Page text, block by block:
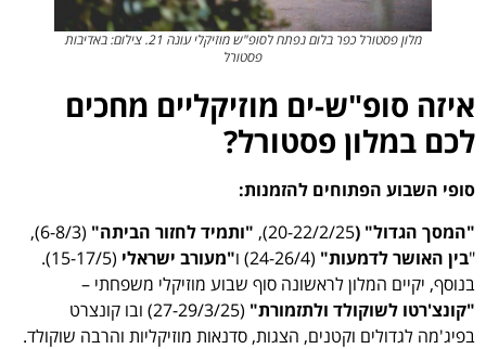
מלון פסטורל כפר בלום נפתח לסופ"ש מוזיקלי עונה 21. צילום: באדיבות
פסטורל
איזה סופ"ש-ים מוזיקליים מחכים
לכם במלון פסטורל?
סופי השבוע הפתוחים להזמנות:
"המסך הגדול" (20-22/2/25), "ותמיד לחזור הביתה"
(6-8/3),
"בין האושר לדמעות" (24-26/4) ו "מעורב ישראלי
(15-17/5).
בנוסף, יקיים המלון לראשונה סוף שבוע מוזיקלי משפחתי –
"קונצ'רטו לשוקולד ולתזמורת"
(27-29/3/25) ובו קונצרט
בפיג'מה לגדולים וקטנים, הצגות, סדנאות מוזיקליות והרבה שוקולד.